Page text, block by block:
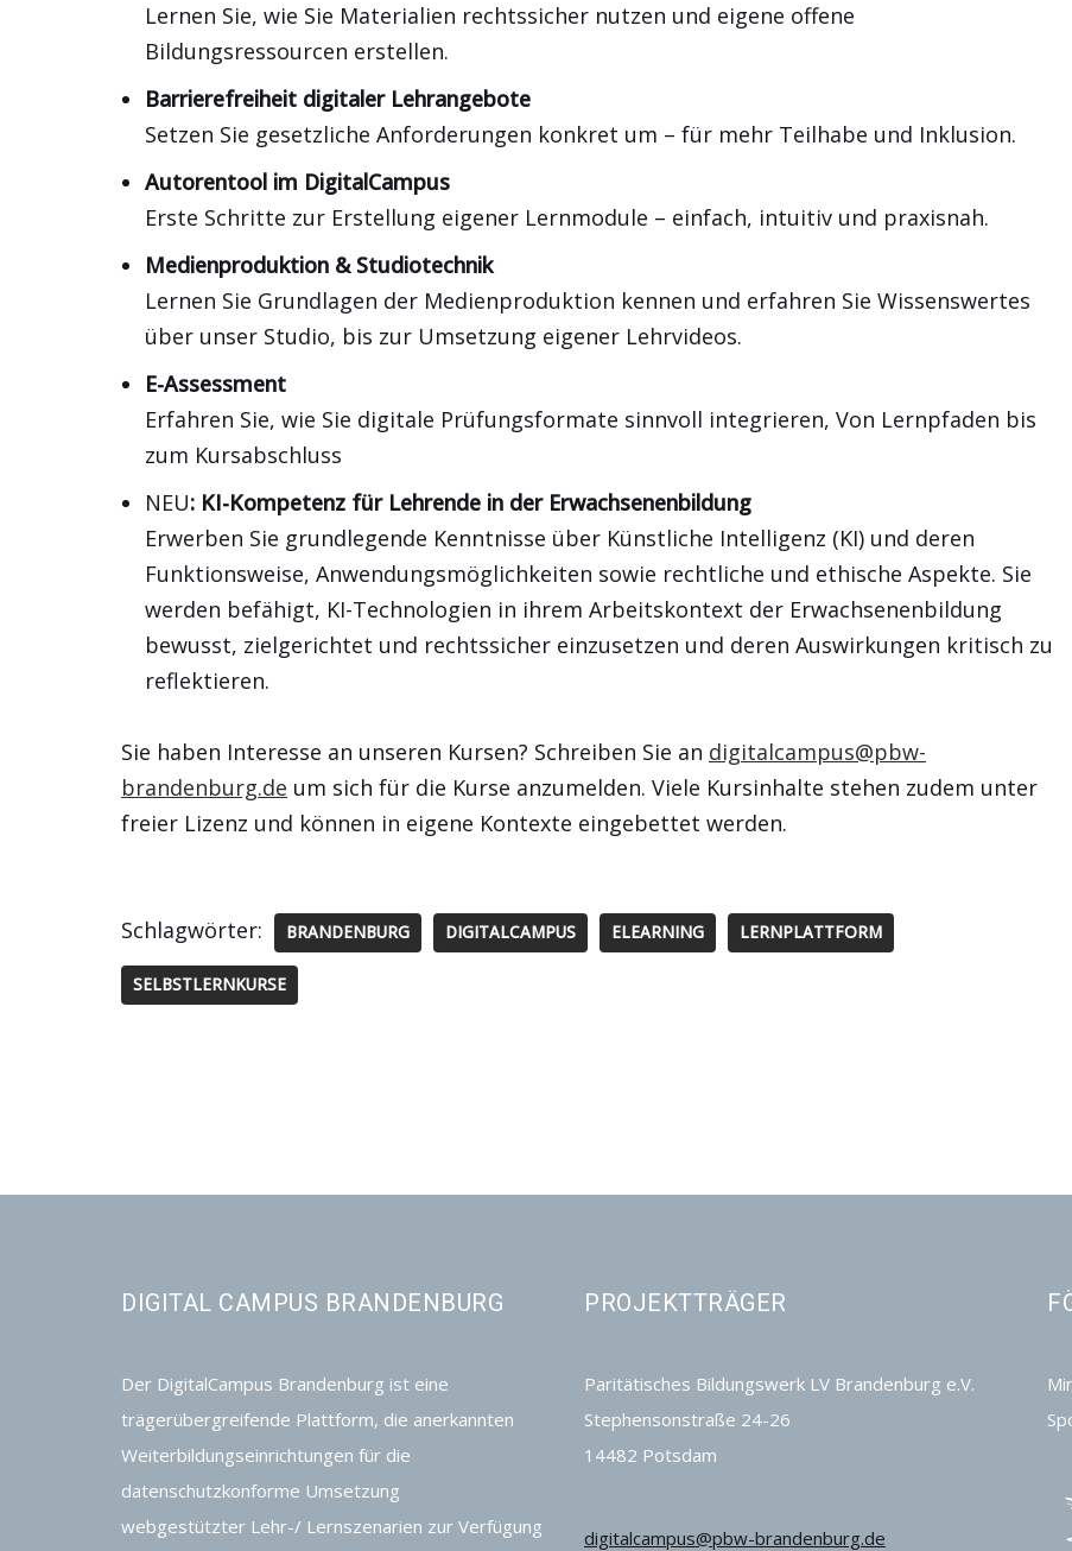
Lernen Sie, wie Sie Materialien rechtssicher nutzen und eigene offene
Bildungsressourcen erstellen.
Barrierefreiheit digitaler Lehrangebote
Setzen Sie gesetzliche Anforderungen konkret um – für mehr Teilhabe und Inklusion.
Autorentool im DigitalCampus
Erste Schritte zur Erstellung eigener Lernmodule – einfach, intuitiv und praxisnah.
Medienproduktion & Studiotechnik
Lernen Sie Grundlagen der Medienproduktion kennen und erfahren Sie Wissenswertes
über unser Studio, bis zur Umsetzung eigener Lehrvideos.
E-Assessment
Erfahren Sie, wie Sie digitale Prüfungsformate sinnvoll integrieren, Von Lernpfaden bis
zum Kursabschluss
NEU: KI-Kompetenz für Lehrende in der Erwachsenenbildung
Erwerben Sie grundlegende Kenntnisse über Künstliche Intelligenz (KI) und deren
Funktionsweise, Anwendungsmöglichkeiten sowie rechtliche und ethische Aspekte. Sie
werden befähigt, KI-Technologien in ihrem Arbeitskontext der Erwachsenenbildung
bewusst, zielgerichtet und rechtssicher einzusetzen und deren Auswirkungen kritisch zu
reflektieren.
Sie haben Interesse an unseren Kursen? Schreiben Sie an digitalcampus@pbw-
brandenburg.de um sich für die Kurse anzumelden. Viele Kursinhalte stehen zudem unter
freier Lizenz und können in eigene Kontexte eingebettet werden.
Schlagwörter: BRANDENBURG DIGITALCAMPUS ELEARNING LERNPLATTFORM
SELBSTLERNKURSE
DIGITAL CAMPUS BRANDENBURG
Der DigitalCampus Brandenburg ist eine
trägerübergreifende Plattform, die anerkannten
Weiterbildungseinrichtungen für die
datenschutzkonforme Umsetzung
webgestützter Lehr-/ Lernszenarien zur Verfügung
PROJEKTTRÄGER
Paritätisches Bildungswerk LV Brandenburg e.V.
Stephensonstraße 24-26
14482 Potsdam
digitalcampus@pbw-brandenburg.de